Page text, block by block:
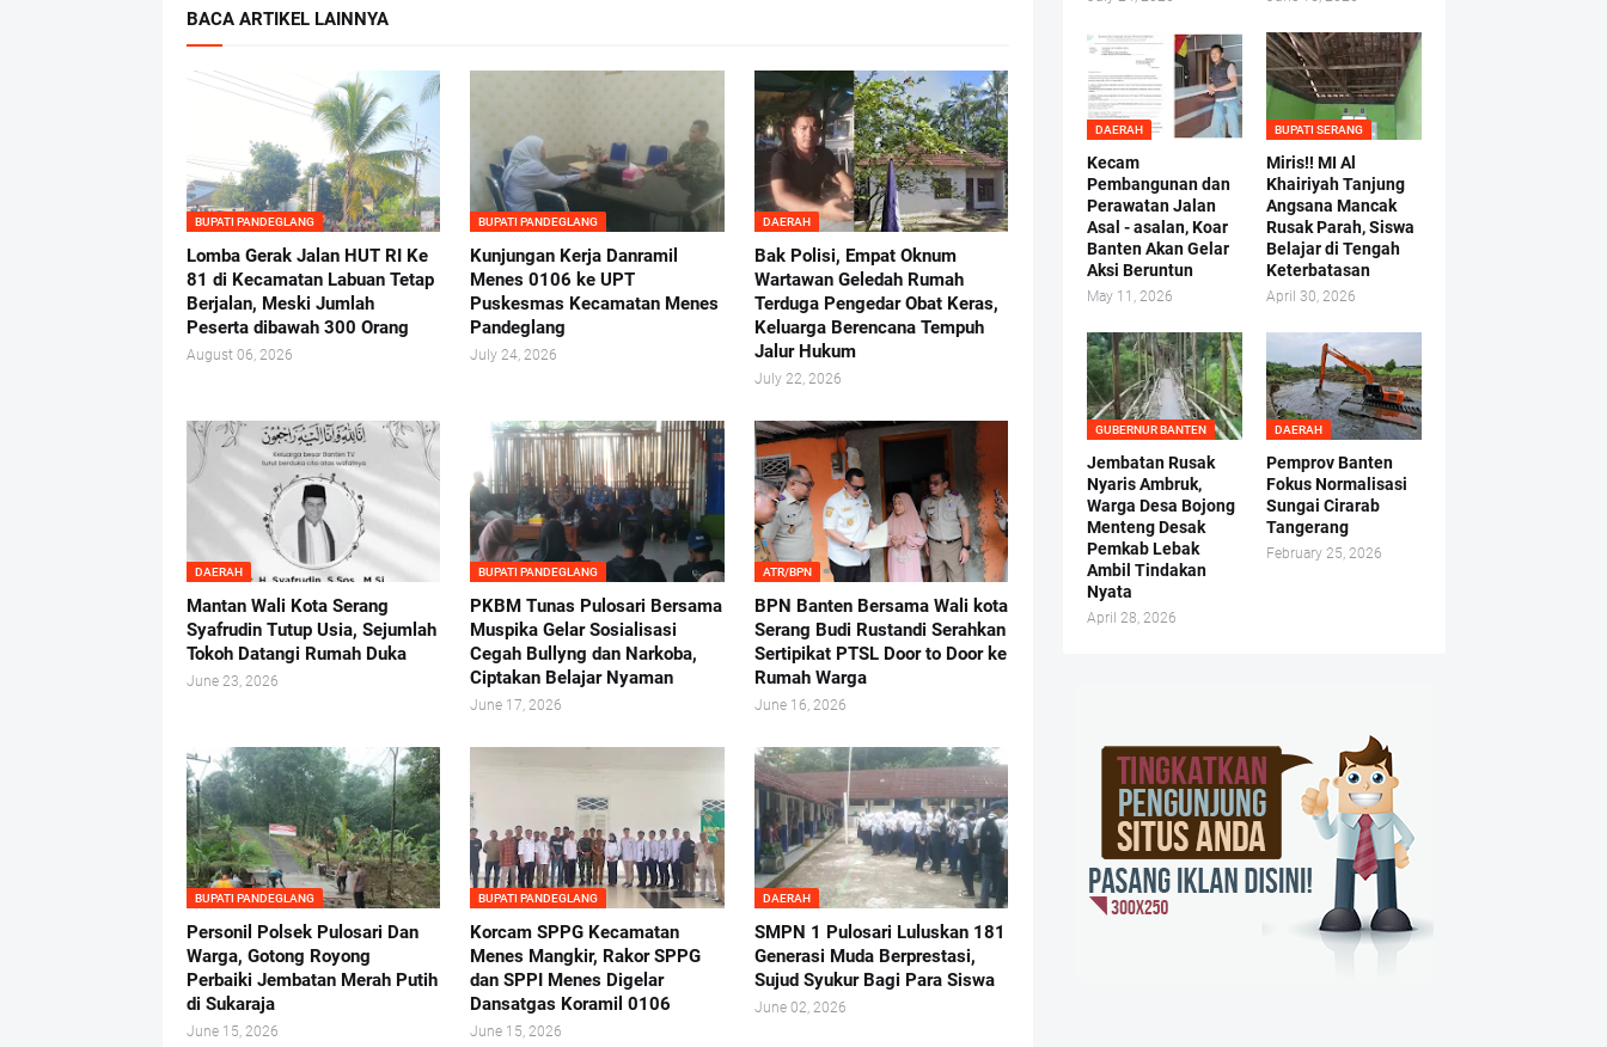
BACA ARTIKEL LAINNYA
BUPATI PANDEGLANG
Lomba Gerak Jalan HUT RI Ke
81 di Kecamatan Labuan Tetap
Berjalan, Meski Jumlah
Peserta dibawah 300 Orang
August 06, 2026
BUPATI PANDEGLANG
Kunjungan Kerja Danramil
Menes 0106 ke UPT
Puskesmas Kecamatan Menes
Pandeglang
July 24, 2026
DAERAH
Bak Polisi, Empat Oknum
Wartawan Geledah Rumah
Terduga Pengedar Obat Keras,
Keluarga Berencana Tempuh
Jalur Hukum
July 22, 2026
DAERAH
Mantan Wali Kota Serang
Syafrudin Tutup Usia, Sejumlah
Tokoh Datangi Rumah Duka
June 23, 2026
BUPATI PANDEGLANG
PKBM Tunas Pulosari Bersama
Muspika Gelar Sosialisasi
Cegah Bullyng dan Narkoba,
Ciptakan Belajar Nyaman
June 17, 2026
ATR/BPN
BPN Banten Bersama Wali kota
Serang Budi Rustandi Serahkan
Sertipikat PTSL Door to Door ke
Rumah Warga
June 16, 2026
BUPATI PANDEGLANG
Personil Polsek Pulosari Dan
Warga, Gotong Royong
Perbaiki Jembatan Merah Putih
di Sukaraja
June 15, 2026
BUPATI PANDEGLANG
Korcam SPPG Kecamatan
Menes Mangkir, Rakor SPPG
dan SPPI Menes Digelar
Dansatgas Koramil 0106
June 15, 2026
DAERAH
SMPN 1 Pulosari Luluskan 181
Generasi Muda Berprestasi,
Sujud Syukur Bagi Para Siswa
June 02, 2026
DAERAH
Kecam
Pembangunan dan
Perawatan Jalan
Asal - asalan, Koar
Banten Akan Gelar
Aksi Beruntun
May 11, 2026
BUPATI SERANG
Miris!! MI Al
Khairiyah Tanjung
Angsana Mancak
Rusak Parah, Siswa
Belajar di Tengah
Keterbatasan
April 30, 2026
GUBERNUR BANTEN
Jembatan Rusak
Nyaris Ambruk,
Warga Desa Bojong
Menteng Desak
Pemkab Lebak
Ambil Tindakan
Nyata
April 28, 2026
DAERAH
Pemprov Banten
Fokus Normalisasi
Sungai Cirarab
Tangerang
February 25, 2026